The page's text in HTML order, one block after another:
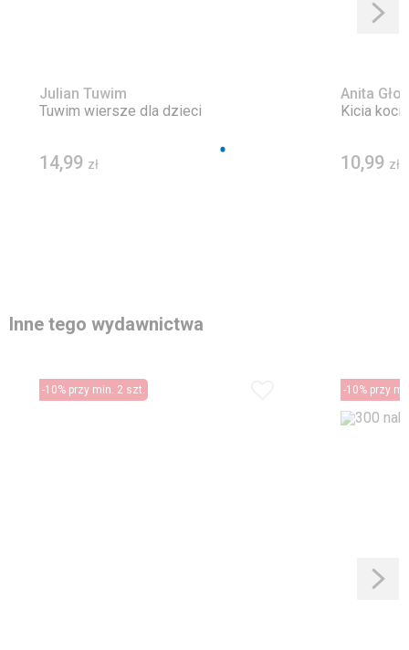
Julian Tuwim
Tuwim wiersze dla dzieci
14,99 zł
Anita
Kicia
10,99 zł
Inne tego wydawnictwa
-10% przy min. 2 szt. -10% przy